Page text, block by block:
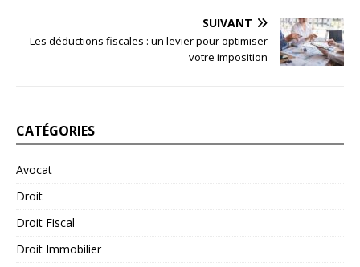
SUIVANT
Les déductions fiscales : un levier pour optimiser
votre imposition
CATÉGORIES
Avocat
Droit
Droit Fiscal
Droit Immobilier